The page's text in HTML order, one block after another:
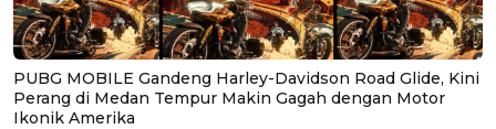
PUBG MOBILE Gandeng Harley-Davidson Road Glide, Kini
Perang di Medan Tempur Makin Gagah dengan Motor
Ikonik Amerika